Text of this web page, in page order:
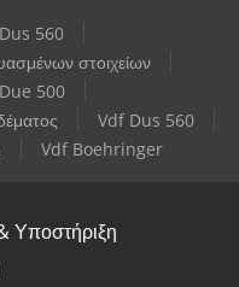
560
στοιχείων
500
Vdf Dus 560
Vdf Boehringer
Υποστήριξη